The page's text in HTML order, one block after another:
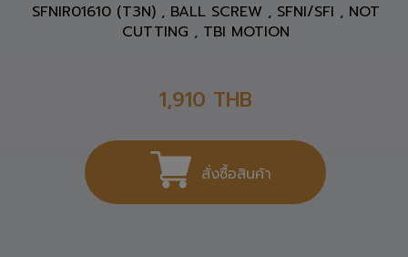
SFNIR01610 (T3N) , BALL SCREW , SFNI/SFI , NOT
CUTTING , TBI MOTION
1,910 THB
สั่งซื้อสินค้า